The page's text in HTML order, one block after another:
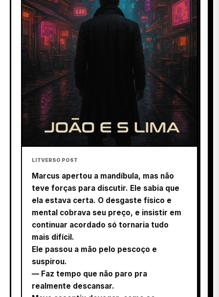
LITVERSO POST
Marcus apertou a mandíbula, mas não
teve forças para discutir. Ele sabia que
ela estava certa. O desgaste físico e
mental cobrava seu preço, e insistir em
continuar acordado só tornaria tudo
mais difícil.
Ele passou a mão pelo pescoço e
suspirou.
— Faz tempo que não paro pra
realmente descansar.